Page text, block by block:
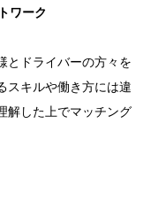
ワーク
とドライバーの方々を
スキルや働き方には違
解した上でマッチング